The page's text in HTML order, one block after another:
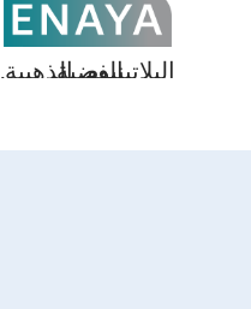
البلاتينيوم, الذهبية,
الفضية.